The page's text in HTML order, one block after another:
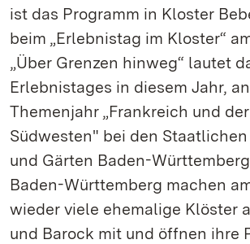
ist das Programm in Kloster
beim „Erlebnistag im Kloster“
„Über Grenzen hinweg“ lautet
Erlebnistages in diesem Jahr,
Themenjahr „Frankreich und
Südwesten" bei den
und Gärten Baden-
Baden-Württemberg machen
wieder viele ehemalige Klöster
und Barock mit und öffnen ihre